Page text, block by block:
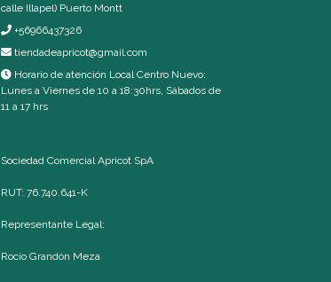
calle Illapel) Puerto Montt
+56966437326
tiendadeapricot@gmail.com
Horario de atención Local Centro Nuevo:
Lunes a Viernes de 10 a 18:30hrs, Sábados de
11 a 17 hrs
Sociedad Comercial Apricot SpA
RUT: 76.740.641-K
Representante Legal:
Rocío Grandón Meza